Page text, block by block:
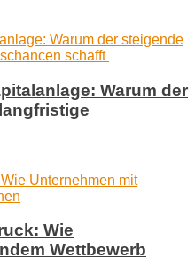
Warum der
Wie
Wettbewerb